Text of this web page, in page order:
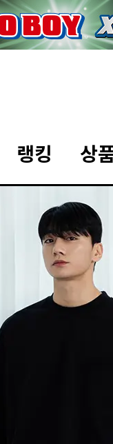
랭킹 상